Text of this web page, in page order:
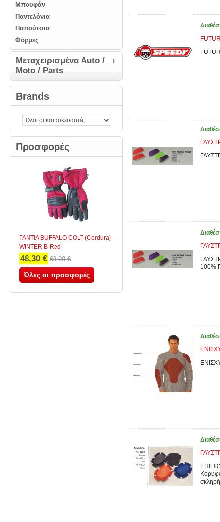
Μπουφάν
Παντελόνια
Παπούτσια
Φόρμες
Μεταχειρισμένα Auto /
Moto / Parts
Brands
Προσφορές
ΓΑΝΤΙΑ BUFFALO COLT (Cordura)
WINTER B-Red
48,30 € 69,00 €
Όλες οι προσφορές
100%
σκληρή